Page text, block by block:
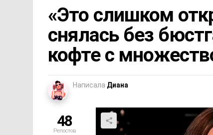
«Это слишком
снялась без
кофте с
Написала Диана
48
Репостов